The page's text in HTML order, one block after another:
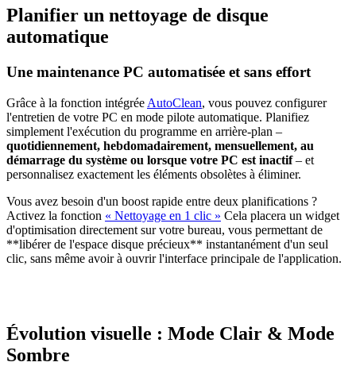
Planifier un nettoyage de disque
automatique
Une maintenance PC automatisée et sans effort
Grâce à la fonction intégrée AutoClean, vous pouvez configurer
l'entretien de votre PC en mode pilote automatique. Planifiez
simplement l'exécution du programme en arrière-plan –
quotidiennement, hebdomadairement, mensuellement, au
démarrage du système ou lorsque votre PC est inactif– et
personnalisez exactement les éléments obsolètes à éliminer.
Vous avez besoin d'un boost rapide entre deux planifications ?
Activez la fonction « Nettoyage en 1 clic » Cela placera un widget
d'optimisation directement sur votre bureau, vous permettant de
**libérer de l'espace disque précieux** instantanément d'un seul
clic, sans même avoir à ouvrir l'interface principale de l'application.
Évolution visuelle : Mode Clair & Mode
Sombre